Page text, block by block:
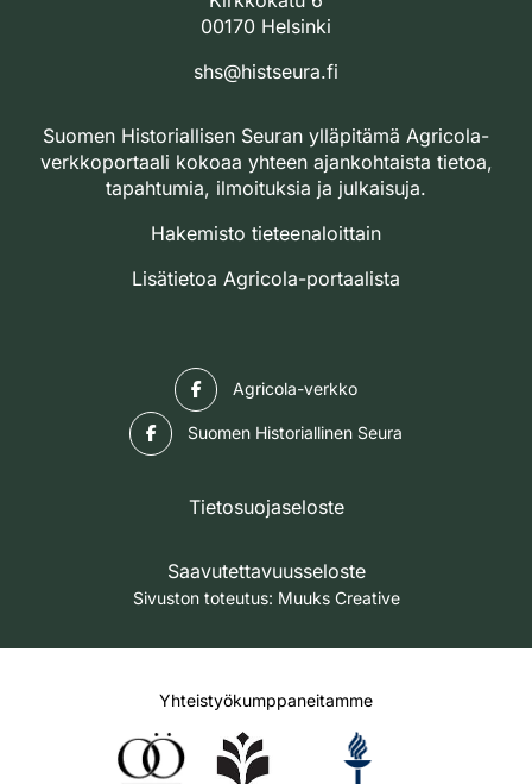
00170 Helsinki
shs@histseura.fi
Suomen Historiallisen Seuran ylläpitämä Agricola-
verkkoportaali kokoaa yhteen ajankohtaista tietoa,
tapahtumia, ilmoituksia ja julkaisuja.
Hakemisto tieteenaloittain
Lisätietoa Agricola-portaalista
Agricola-verkko
Suomen Historiallinen Seura
Tietosuojaseloste
Saavutettavuusseloste
Sivuston toteutus: Muuks Creative
Yhteistyökumppaneitamme